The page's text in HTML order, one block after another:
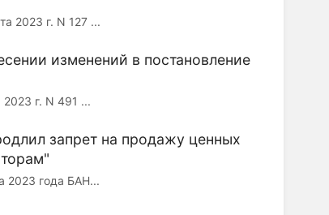
г. N 127 ...
изменений в постановление
г. N 491 ...
запрет на продажу ценных
года БАН...